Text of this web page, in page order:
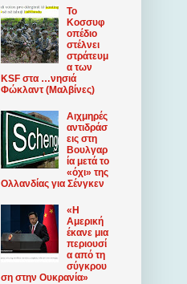
Το
Κοσσυφ
οπέδιο
στέλνει
στράτευμ
α των
KSF στα …νησιά
Φώκλαντ (Μαλβίνες)
Αιχμηρές
αντιδράσ
εις στη
Βουλγαρ
ία μετά το
«όχι» της
Ολλανδίας για Σένγκεν
«Η
Αμερική
έκανε μια
περιουσί
α από τη
σύγκρου
ση στην Ουκρανία»